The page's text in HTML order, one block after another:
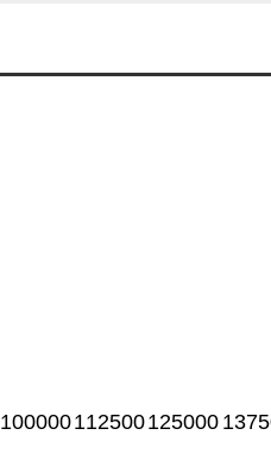
100000112500125000